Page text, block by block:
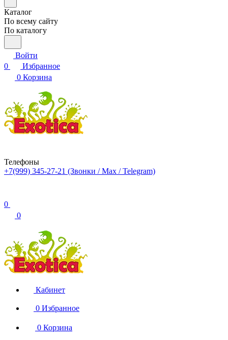
Каталог
По всему сайту
По каталогу
Войти
0
Избранное
0 Корзина
Телефоны
+7(999) 345-27-21 (Звонки / Max / Telegram)
0
0
Кабинет
0 Избранное
0 Корзина